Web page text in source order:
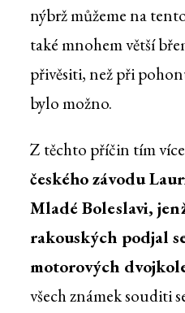
nýbrž můžeme na
také mnohem větší
přivěsiti, než při
bylo možno.
Z těchto příčin tím
českého závodu
Mladé Boleslavi,
rakouských podjal
motorových
všech známek souditi